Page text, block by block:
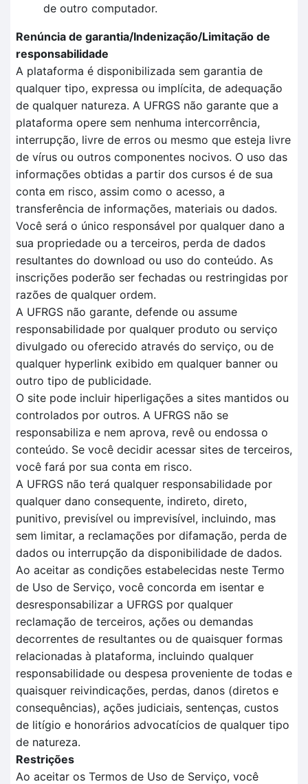
de outro computador.
Renúncia de garantia/Indenização/Limitação de
responsabilidade
A plataforma é disponibilizada sem garantia de
qualquer tipo, expressa ou implícita, de adequação
de qualquer natureza. A UFRGS não garante que a
plataforma opere sem nenhuma intercorrência,
interrupção, livre de erros ou mesmo que esteja livre
de vírus ou outros componentes nocivos. O uso das
informações obtidas a partir dos cursos é de sua
conta em risco, assim como o acesso, a
transferência de informações, materiais ou dados.
Você será o único responsável por qualquer dano a
sua propriedade ou a terceiros, perda de dados
resultantes do download ou uso do conteúdo. As
inscrições poderão ser fechadas ou restringidas por
razões de qualquer ordem.
A UFRGS não garante, defende ou assume
responsabilidade por qualquer produto ou serviço
divulgado ou oferecido através do serviço, ou de
qualquer hyperlink exibido em qualquer banner ou
outro tipo de publicidade.
O site pode incluir hiperligações a sites mantidos ou
controlados por outros. A UFRGS não se
responsabiliza e nem aprova, revê ou endossa o
conteúdo. Se você decidir acessar sites de terceiros,
você fará por sua conta em risco.
A UFRGS não terá qualquer responsabilidade por
qualquer dano consequente, indireto, direto,
punitivo, previsível ou imprevisível, incluindo, mas
sem limitar, a reclamações por difamação, perda de
dados ou interrupção da disponibilidade de dados.
Ao aceitar as condições estabelecidas neste Termo
de Uso de Serviço, você concorda em isentar e
desresponsabilizar a UFRGS por qualquer
reclamação de terceiros, ações ou demandas
decorrentes de resultantes ou de quaisquer formas
relacionadas à plataforma, incluindo qualquer
responsabilidade ou despesa proveniente de todas e
quaisquer reivindicações, perdas, danos (diretos e
consequências), ações judiciais, sentenças, custos
de litígio e honorários advocatícios de qualquer tipo
de natureza.
Restrições
Ao aceitar os Termos de Uso de Serviço, você